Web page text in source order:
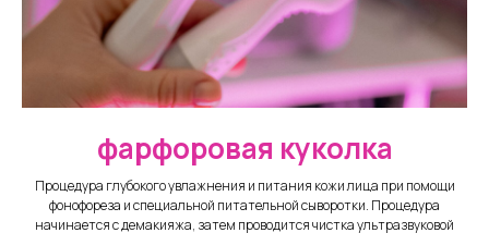
фарфоровая куколка
Процедура глубокого увлажнения и питания кожи лица при помощи
фонофореза и специальной питательной сыворотки. Процедура
начинается с демакияжа, затем проводится чистка ультразвуковой